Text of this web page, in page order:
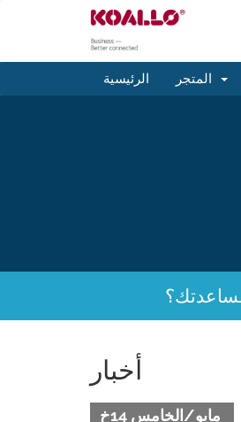
الرئيسية
أخبار